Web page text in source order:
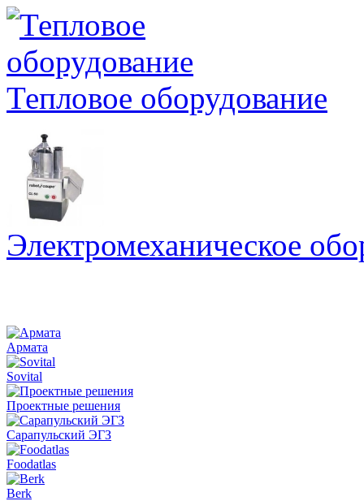
Тепловое оборудование
Электромеханическое
Армата
Sovital
Проектные решения
Сарапульский ЭГЗ
Foodatlas
Berk